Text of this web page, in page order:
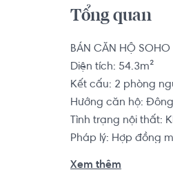
Tổng quan
BÁN CĂN HỘ SOHO
Diện tích: 54.3m²
Kết cấu: 2 phòng
Hướng căn hộ:
Tình trạng nội thất:
Pháp lý: Hợp đồng
Xem thêm